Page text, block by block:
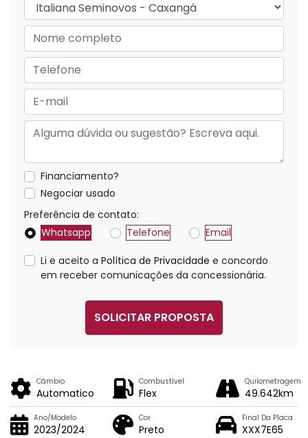
Financiamento?
Negociar usado
Preferência de contato:
Whatsapp
Telefone Email
Li e aceito a Política de Privacidade e concordo
em receber comunicações da concessionária.
SOLICITAR PROPOSTA
Câmbio
Automatico
Combustível
Flex
Quilometragem
49.642km
Ano/Modelo
2023/2024
Cor
Preto
Final Da Placa
XXX7E65